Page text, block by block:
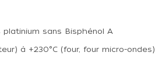
platinium sans Bisphénol A
à +230°C (four, four micro-ondes)